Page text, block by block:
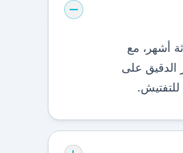
أشهر، مع
الدقيق على
للتفتيش.